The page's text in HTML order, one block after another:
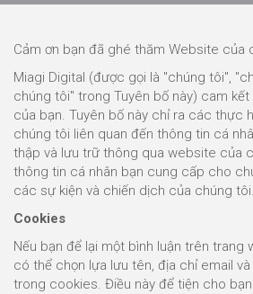
Cảm ơn bạn đã ghé thăm Website của
Miagi Digital (được gọi là "chúng tôi",
chúng tôi" trong Tuyên bố này) cam
của bạn. Tuyên bố này chỉ ra các thực
chúng tôi liên quan đến thông tin cá
thập và lưu trữ thông qua website của
thông tin cá nhân bạn cung cấp cho
các sự kiện và chiến dịch của chúng tôi.
Cookies
Nếu bạn để lại một bình luận trên trang
có thể chọn lựa lưu tên, địa chỉ email
trong cookies. Điều này để tiện cho bạn